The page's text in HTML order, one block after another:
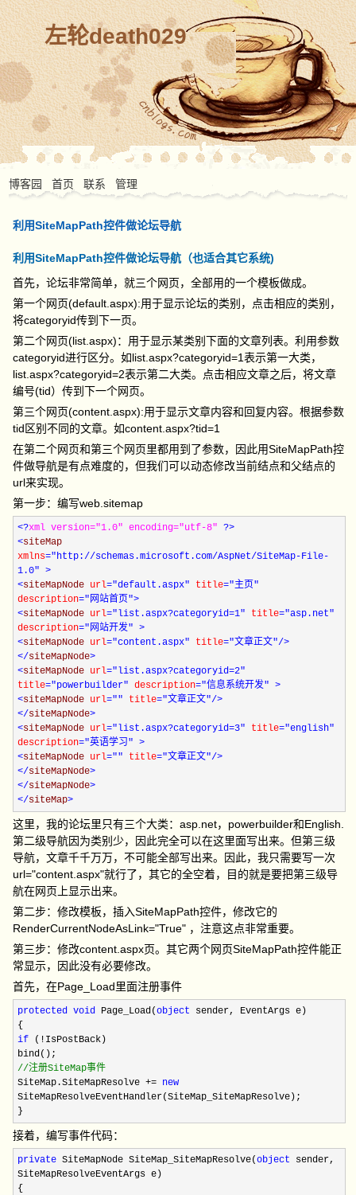
左轮death029
博客园 首页 联系 管理
利用SiteMapPath控件做论坛导航
利用SiteMapPath控件做论坛导航（也适合其它系统)
首先，论坛非常简单，就三个网页，全部用的一个模板做成。
第一个网页(default.aspx):用于显示论坛的类别，点击相应的类别，
将categoryid传到下一页。
第二个网页(list.aspx)：用于显示某类别下面的文章列表。利用参数
categoryid进行区分。如list.aspx?categoryid=1表示第一大类，
list.aspx?categoryid=2表示第二大类。点击相应文章之后，将文章
编号(tid）传到下一个网页。
第三个网页(content.aspx):用于显示文章内容和回复内容。根据参数
tid区别不同的文章。如content.aspx?tid=1
在第二个网页和第三个网页里都用到了参数，因此用SiteMapPath控
件做导航是有点难度的，但我们可以动态修改当前结点和父结点的
url来实现。
第一步：编写web.sitemap
<?xml version="1.0" encoding="utf-8"?>
<siteMap
xmlns="http://schemas.microsoft.com/AspNet/SiteMap-File-
1.0" >
<siteMapNode url="default.aspx" title="主页"
description="网站首页">
<siteMapNode url="list.aspx?categoryid=1" title="asp.net"
description="网站开发" >
<siteMapNode url="content.aspx" title="文章正文"/>
</siteMapNode>
<siteMapNode url="list.aspx?categoryid=2"
title="powerbuilder" description="信息系统开发" >
<siteMapNode url="" title="文章正文"/>
</siteMapNode>
<siteMapNode url="list.aspx?categoryid=3" title="english"
description="英语学习" >
<siteMapNode url="" title="文章正文"/>
</siteMapNode>
</siteMapNode>
</siteMap>
这里，我的论坛里只有三个大类：asp.net，powerbuilder和English.
第二级导航因为类别少，因此完全可以在这里面写出来。但第三级
导航，文章千千万万，不可能全部写出来。因此，我只需要写一次
url="content.aspx"就行了，其它的全空着，目的就是要把第三级导
航在网页上显示出来。
第二步：修改模板，插入SiteMapPath控件，修改它的
RenderCurrentNodeAsLink="True" ，注意这点非常重要。
第三步：修改content.aspx页。其它两个网页SiteMapPath控件能正
常显示，因此没有必要修改。
首先，在Page_Load里面注册事件
protected void Page_Load(object sender, EventArgs e)
{
if ( ! IsPostBack)
bind();
//注册SiteMap事件
SiteMap.SiteMapResolve+= new
SiteMapResolveEventHandler(SiteMap_SiteMapResolve);
}
接着，编写事件代码：
private SiteMapNode SiteMap_SiteMapResolve(object sender,
SiteMapResolveEventArgs e)
{